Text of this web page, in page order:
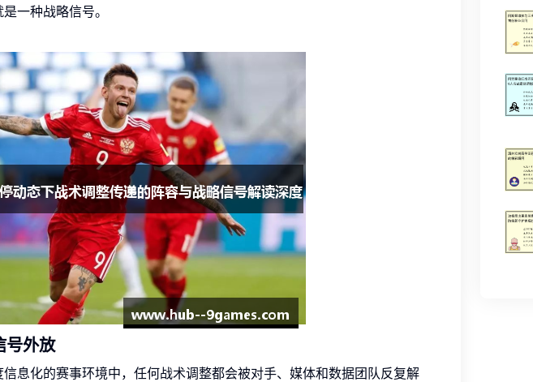
一种战略信号。
号外放
息化的赛事环境中，任何战术调整都会被对手、媒体和数据团队反复解